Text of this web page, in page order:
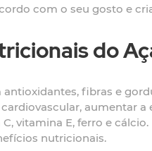
com o seu gosto e
do
fibras e
aumentar
vitamina E, ferro e
nutricionais.